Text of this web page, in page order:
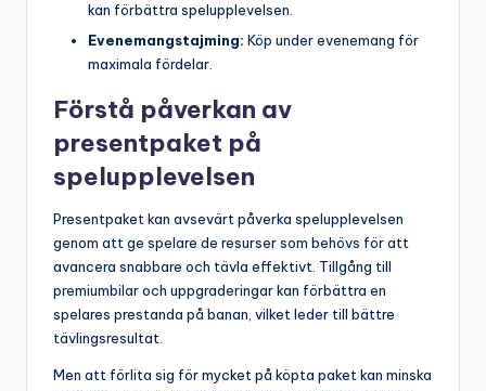
kan förbättra spelupplevelsen.
Evenemangstajming: Köp under evenemang för
maximala fördelar.
Förstå påverkan av
presentpaket på
spelupplevelsen
Presentpaket kan avsevärt påverka spelupplevelsen
genom att ge spelare de resurser som behövs för att
avancera snabbare och tävla effektivt. Tillgång till
premiumbilar och uppgraderingar kan förbättra en
spelares prestanda på banan, vilket leder till bättre
tävlingsresultat.
Men att förlita sig för mycket på köpta paket kan minska